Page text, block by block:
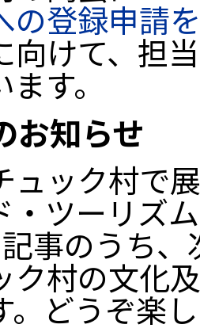
の登録申請
向けて、担
す。
お知らせ
ュック村で
・ツーリズ
事のうち
ク村の文化
。どうぞ楽